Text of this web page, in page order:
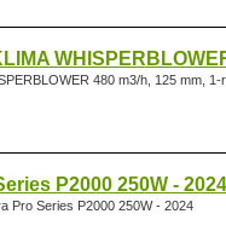
480 m3/h, 125 mm,
P2000 250W - 2024
Pro Series P2000 250W - 2024